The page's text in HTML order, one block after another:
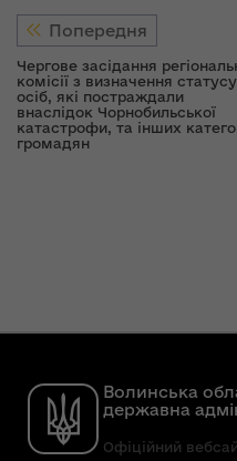
Попередня
Чергове засідання
комісії з визначення статусу
осіб, які постраждали
внаслідок Чорнобильської
катастрофи, та інших
громадян
Волинська
державна
Офіційний